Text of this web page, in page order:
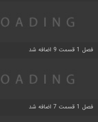
فصل 1 قسمت 9 اضافه شد
فصل 1 قسمت 7 اضافه شد